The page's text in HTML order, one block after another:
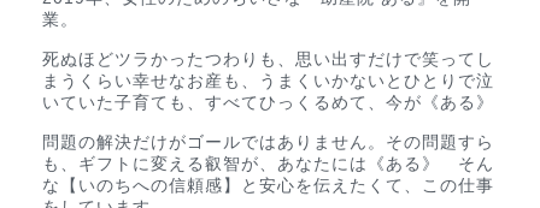
業。
死ぬほどツラかったつわりも、思い出すだけで笑ってし
まうくらい幸せなお産も、うまくいかないとひとりで泣
いていた子育ても、すべてひっくるめて、今が《ある》
問題の解決だけがゴールではありません。その問題すら
も、ギフトに変える叡智が、あなたには《ある》 そん
な【いのちへの信頼感】と安心を伝えたくて、この仕事